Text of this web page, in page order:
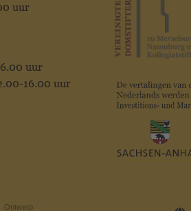
uur
uur
16.00 uur
Ontwerp